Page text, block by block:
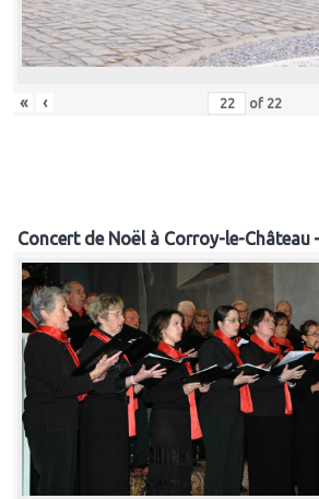
« ‹ of 22
Concert de Noël à Corroy-le-Château